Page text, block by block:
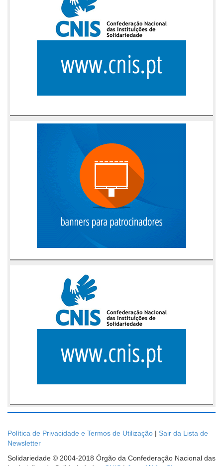
Política de Privacidade e Termos de Utilização | Sair da Lista de
Newsletter
Solidariedade © 2004-2018 Órgão da Confederação Nacional das